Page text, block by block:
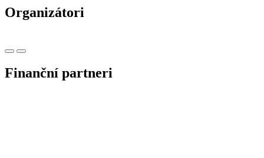
Organizátori
Finanční partneri